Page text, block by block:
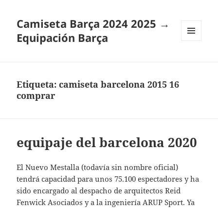
Camiseta Barça 2024 2025 →
Equipación Barça
Etiqueta:camiseta barcelona 2015 16
comprar
equipaje del barcelona 2020
El Nuevo Mestalla (todavía sin nombre oficial)
tendrá capacidad para unos 75.100 espectadores y ha
sido encargado al despacho de arquitectos Reid
Fenwick Asociados y a la ingeniería ARUP Sport. Ya